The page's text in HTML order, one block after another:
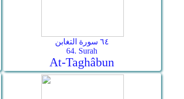
٦٤ سورة التغابن
64. Surah
At-Taghâbun